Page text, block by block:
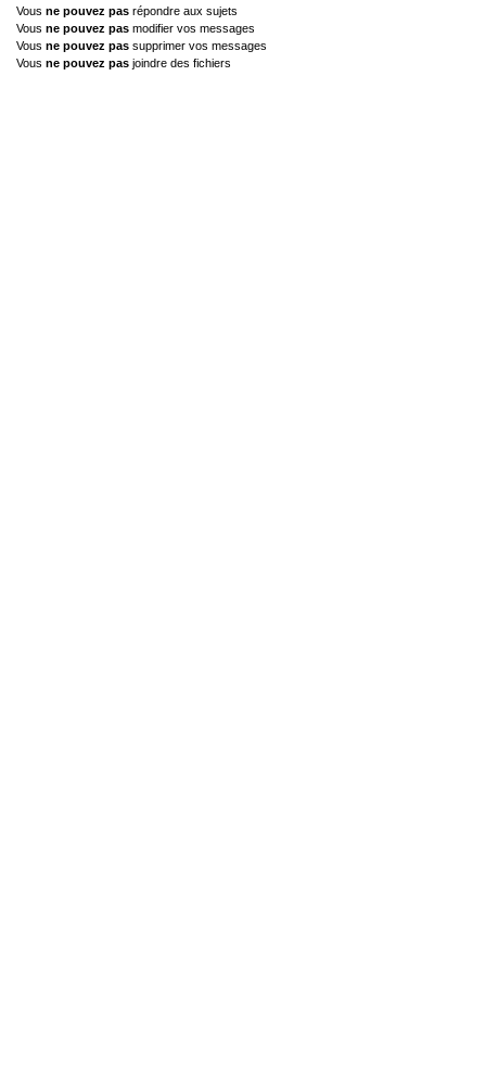
Vous ne pouvez pas répondre aux sujets
Vous ne pouvez pas modifier vos messages
Vous ne pouvez pas supprimer vos messages
Vous ne pouvez pas joindre des fichiers